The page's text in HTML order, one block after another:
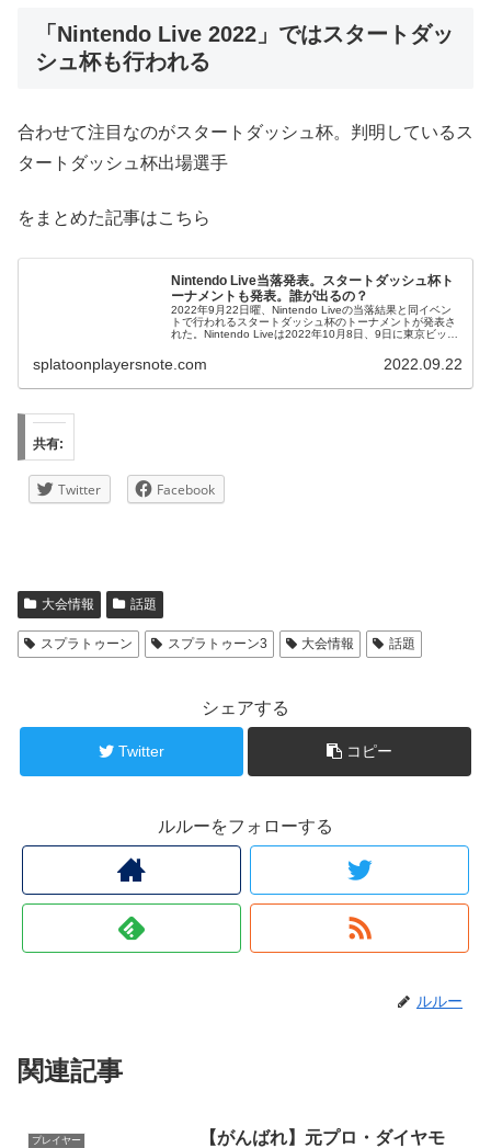
「Nintendo Live 2022」ではスタートダッ
シュ杯も行われる
合わせて注目なのがスタートダッシュ杯。判明しているス
タートダッシュ杯出場選手
をまとめた記事はこちら
Nintendo Live当落発表。スタートダッシュ杯ト
ーナメントも発表。誰が出るの？
2022年9月22日曜、Nintendo Liveの当落結果と同イベン
トで行われるスタートダッシュ杯のトーナメントが発表さ
れた。Nintendo Liveは2022年10月8日、9日に東京ビック
splatoonplayersnote.com 2022.09.22
共有:
Twitter Facebook
大会情報 話題
スプラトゥーン スプラトゥーン3 大会情報 話題
シェアする
Twitter コピー
ルルーをフォローする
ルルー
関連記事
プレイヤー
【がんばれ】元プロ・ダイヤモ